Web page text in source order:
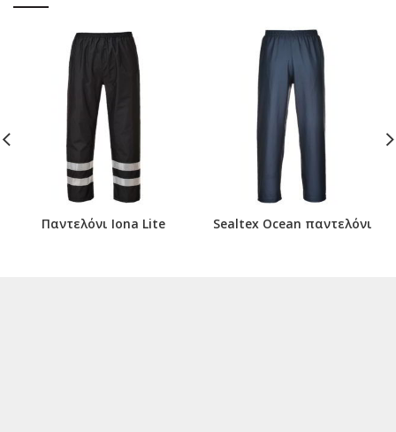
Παντελόνι Iona Lite Sealtex Ocean παντελόνι